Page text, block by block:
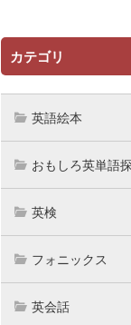
カテゴリ
英語絵本
おもしろ英単語
英検
フォニックス
英会話